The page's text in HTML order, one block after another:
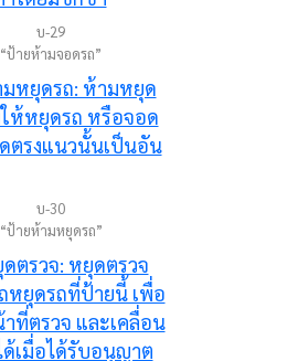
บ-29
“ป้ายห้ามจอดรถ”
บ-30
“ป้ายห้ามหยุดรถ”